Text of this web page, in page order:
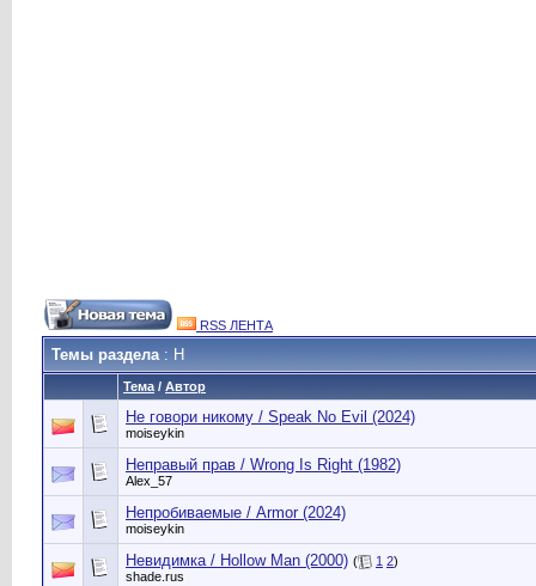
RSS ЛЕНТА
Темы раздела: Н
Тема / Автор
Не говори никому / Speak No Evil (2024)
moiseykin
Неправый прав / Wrong Is Right (1982)
Alex_57
Непробиваемые / Armor (2024)
moiseykin
Невидимка / Hollow Man (2000) ( 1 2)
shade.rus